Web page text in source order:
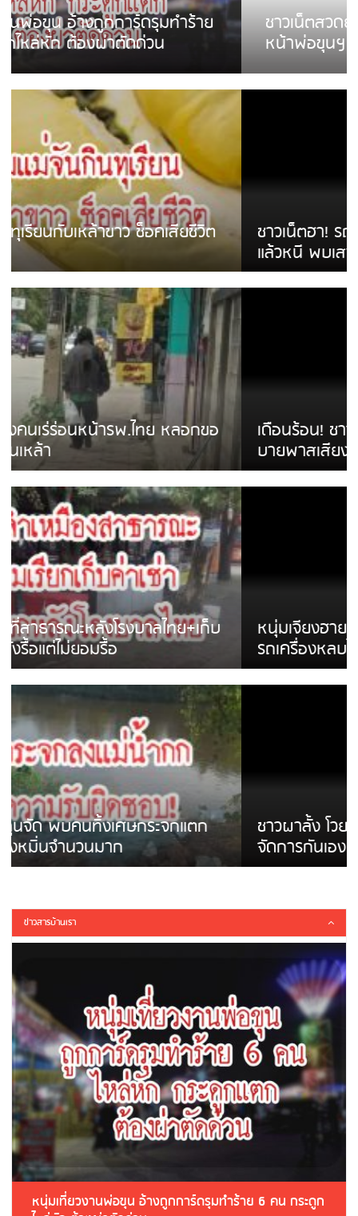
ชาวเน็ตสวดยับ! พบพม่าเร่ขายพวงมาลัย
หน้าพ่อขุนฯ พอไม่ซื้อเดินตาม
ชาวเน็ตฮา! รถเครื่องแม่สายชนป้ายร้านโลงศพ
แล้วหนี พบเสาหัก เบรคหัก หวิดได้ใช้บริการ
เดือนร้อน! ชาวเชียงรายบ่นรถ Isuzu สีขาวซิ่ง
บายพาสเสียงดังสร้างความรำคาญ
หนุ่มเจียงฮายจ่ม พบถังน้ำดื่มตกกลางถนน
รถเครื่องหลบไม่ทันล้มบาดเจ็บ
ชาวผาลั้ง โวย ไร้หน่วยงานดูแล ดินสไลด์ ต้อง
จัดการกันเอง
ข่าวสารบ้านเรา
หนุ่มเที่ยวงานพ่อขุน อ้างถูกการ์ดรุมทำร้าย 6 คน กระดูก